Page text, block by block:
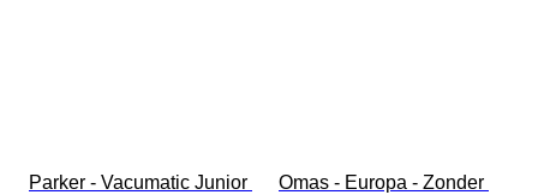
Parker - Vacumatic Junior
Omas - Europa - Zonder